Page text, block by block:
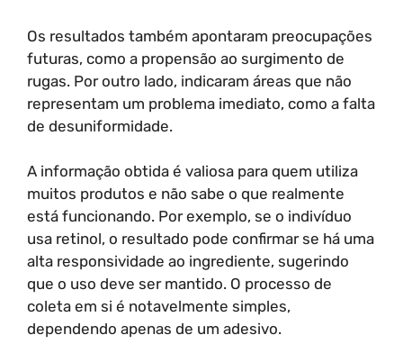
Os resultados também apontaram preocupações
futuras, como a propensão ao surgimento de
rugas. Por outro lado, indicaram áreas que não
representam um problema imediato, como a falta
de desuniformidade.
A informação obtida é valiosa para quem utiliza
muitos produtos e não sabe o que realmente
está funcionando. Por exemplo, se o indivíduo
usa retinol, o resultado pode confirmar se há uma
alta responsividade ao ingrediente, sugerindo
que o uso deve ser mantido. O processo de
coleta em si é notavelmente simples,
dependendo apenas de um adesivo.